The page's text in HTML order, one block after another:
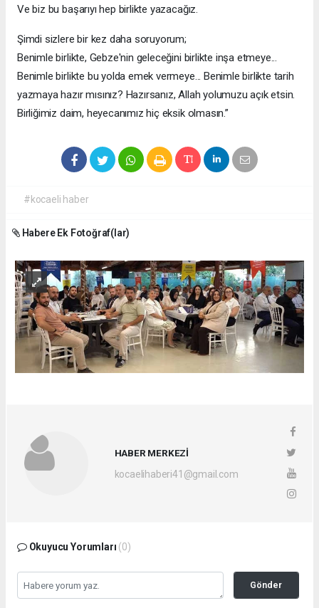
Ve biz bu başarıyı hep birlikte yazacağız.
Şimdi sizlere bir kez daha soruyorum;
Benimle birlikte, Gebze'nin geleceğini birlikte inşa etmeye...
Benimle birlikte bu yolda emek vermeye... Benimle birlikte tarih
yazmaya hazır mısınız? Hazırsanız, Allah yolumuzu açık etsin.
Birliğimiz daim, heyecanımız hiç eksik olmasın.”
#kocaeli haber
Habere Ek Fotoğraf(lar)
HABER MERKEZİ
kocaelihaberi41@gmail.com
Okuyucu Yorumları (0)
Gönder